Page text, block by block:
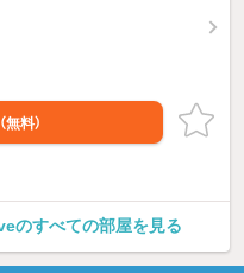
（無料）
のすべての部屋を見る